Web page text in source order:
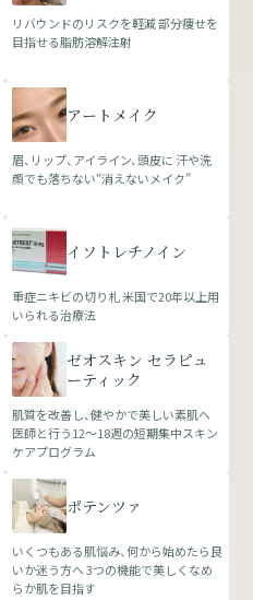
リバウンドのリスクを軽減 部分痩せを
目指せる脂肪溶解注射
アートメイク
眉、リップ、アイライン、頭皮に 汗や洗
顔でも落ちない“消えないメイク”
イソトレチノイン
重症ニキビの切り札 米国で20年以上用
いられる治療法
ゼオスキン セラピュ
ーティック
肌質を改善し、健やかで美しい素肌へ
医師と行う12～18週の短期集中スキン
ケアプログラム
ポテンツァ
いくつもある肌悩み、何から始めたら良
いか迷う方へ 3つの機能で美しくなめ
らか肌を目指す